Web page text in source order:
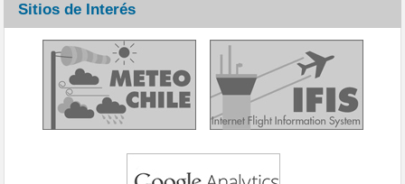
Sitios de Interés